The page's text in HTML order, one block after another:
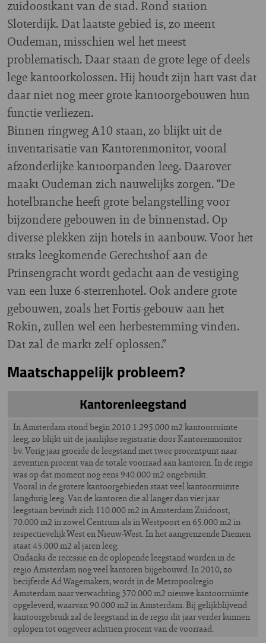
zuidoostkant van de stad. Rond station
Sloterdijk. Dat laatste gebied is, zo meent
Oudeman, misschien wel het meest
problematisch. Daar staan de grote lege of deels
lege kantoorkolossen. Hij houdt zijn hart vast dat
daar niet nog meer grote kantoorgebouwen hun
functie verliezen.
Binnen ringweg A10 staan, zo blijkt uit de
inventarisatie van Kantorenmonitor, vooral
afzonderlijke kantoorpanden leeg. Daarover
maakt Oudeman zich nauwelijks zorgen. “De
hotelbranche heeft grote belangstelling voor
bijzondere gebouwen in de binnenstad. Op
diverse plekken zijn hotels in aanbouw. Voor het
straks leegkomende Gerechtshof aan de
Prinsengracht wordt gedacht aan de vestiging
van een luxe 6-sterrenhotel. Ook andere grote
gebouwen, zoals het Fortis-gebouw aan het
Rokin, zullen wel een herbestemming vinden.
Dat zal de markt zelf oplossen.”
Maatschappelijk probleem?
Kantorenleegstand
In Amsterdam stond begin 2010 1.295.000 m2 kantoorruimte
leeg, zo blijkt uit de jaarlijkse registratie door Kantorenmonitor
bv. Vorig jaar groeide de leegstand met twee procentpunt naar
zeventien procent van de totale voorraad aan kantoren. In de regio
was op dat moment nog eens 940.000 m2 ongebruikt.
Vooral in de grotere kantoorgebieden staat veel kantoorruimte
langdurig leeg. Van de kantoren die al langer dan vier jaar
leegstaan bevindt zich 110.000 m2 in Amsterdam Zuidoost,
70.000 m2 in zowel Centrum als in Westpoort en 65.000 m2 in
respectievelijk West en Nieuw-West. In het aangrenzende Diemen
staat 45.000 m2 al jaren leeg.
Ondanks de recessie en de oplopende leegstand worden in de
regio Amsterdam nog veel kantoren bijgebouwd. In 2010, zo
becijferde Ad Wagemakers, wordt in de Metropoolregio
Amsterdam naar verwachting 370.000 m2 nieuwe kantoorruimte
opgeleverd, waarvan 90.000 m2 in Amsterdam. Bij gelijkblijvend
kantoorgebruik zal de leegstand in de regio dit jaar verder kunnen
oplopen tot ongeveer achttien procent van de voorraad.